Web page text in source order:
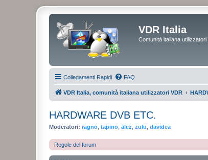
VDR Italia
Comunità italiana utilizzatori
Collegamenti Rapidi FAQ
VDR Italia, comunità italiana utilizzatori VDR
HARDWARE DVB ETC.
Moderatori: ragno tapino alez zulu davidea
Regole del forum